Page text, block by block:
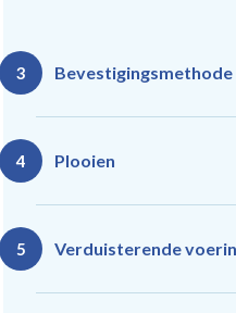
3 Bevestigingsmethode
Rails
4 Plooien
5 Verduisterende